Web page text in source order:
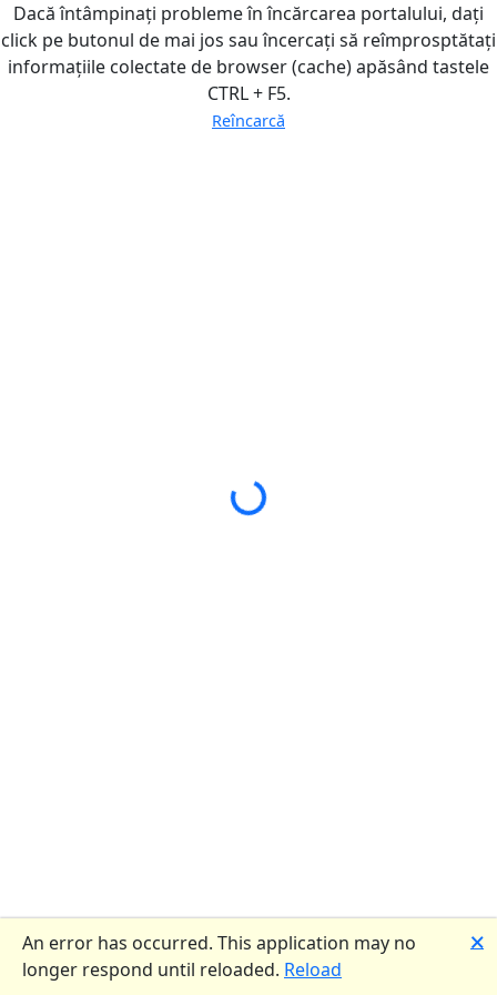
Loading...
Dacă întâmpinați probleme în încărcarea portalului, dați
click pe butonul de mai jos sau încercați să reîmprosptătați
informațiile colectate de browser (cache) apăsând tastele
CTRL + F5.
Reîncarcă
An error has occurred. This application may no
longer respond until reloaded. Reload
🗙